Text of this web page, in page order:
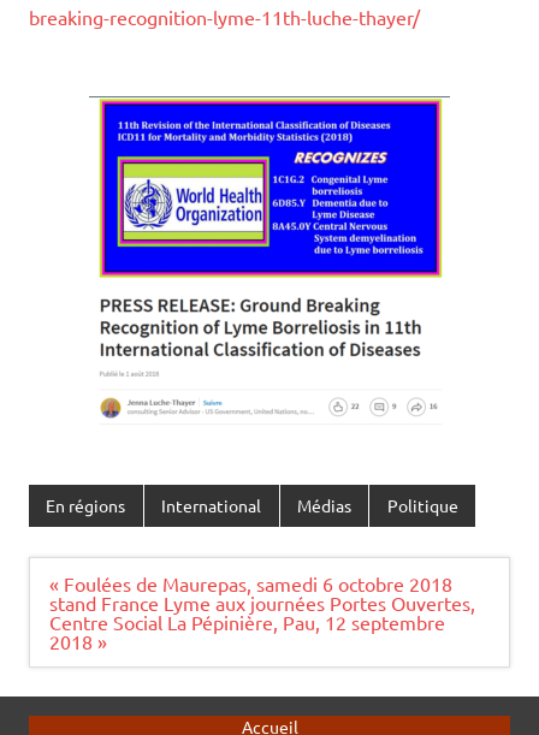
breaking-recognition-lyme-11th-luche-thayer/
En régions International Médias Politique
Navigation
de
l’article
« Foulées de Maurepas, samedi 6 octobre 2018
stand France Lyme aux journées Portes Ouvertes,
Centre Social La Pépinière, Pau, 12 septembre
2018 »
Accueil